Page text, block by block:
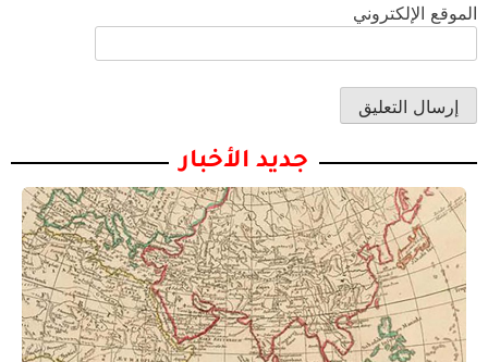
الموقع الإلكتروني
جديد الأخبار